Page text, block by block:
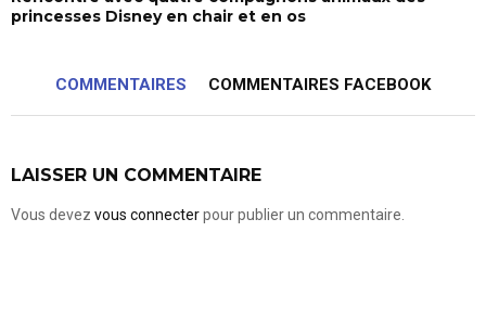
princesses Disney en chair et en os
COMMENTAIRES COMMENTAIRES FACEBOOK
LAISSER UN COMMENTAIRE
Vous devez vous connecterpour publier un commentaire.